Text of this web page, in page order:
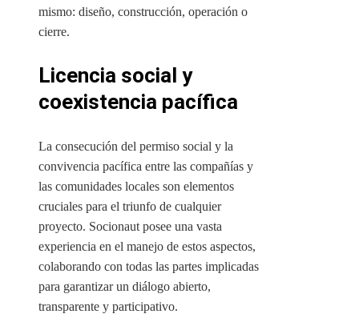
mismo: diseño, construcción, operación o
cierre.
Licencia social y
coexistencia pacífica
La consecución del permiso social y la
convivencia pacífica entre las compañías y
las comunidades locales son elementos
cruciales para el triunfo de cualquier
proyecto. Socionaut posee una vasta
experiencia en el manejo de estos aspectos,
colaborando con todas las partes implicadas
para garantizar un diálogo abierto,
transparente y participativo.